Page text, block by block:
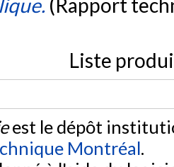
(Rapport
Liste
est le dépôt
Montréal.